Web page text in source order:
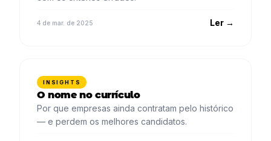
4 de mar. de 2025 Ler →
INSIGHTS
O nome no currículo
Por que empresas ainda contratam pelo histórico
— e perdem os melhores candidatos.